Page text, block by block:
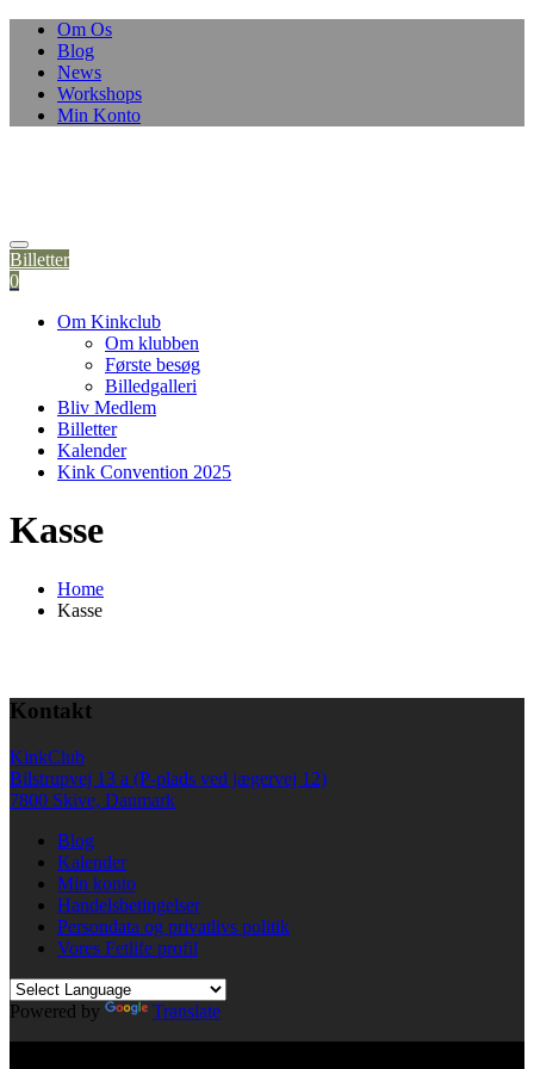
Om Os
Blog
News
Workshops
Min Konto
Billetter
0
Om Kinkclub
Om klubben
Første besøg
Billedgalleri
Bliv Medlem
Billetter
Kalender
Kink Convention 2025
Kasse
Home
Kasse
Kontakt
KinkClub
Bilstrupvej 13 a (P-plads ved jægervej 12)
7800 Skive, Danmark
Blog
Kalender
Min konto
Handelsbetingelser
Persondata og privatlivs politik
Vores Fetlife profil
Powered by
Translate